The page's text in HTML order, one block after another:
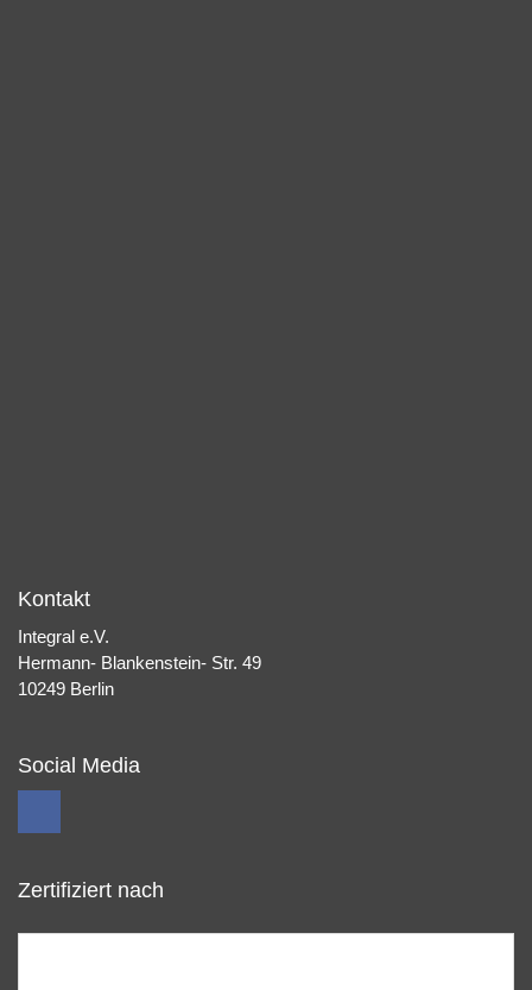
Kontakt
Integral e.V.
Hermann- Blankenstein- Str. 49
10249 Berlin
Social Media
Zertifiziert nach